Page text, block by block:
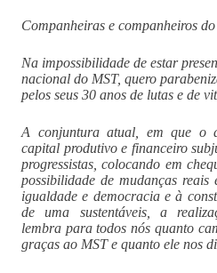
Companheiras e companheiros do
Na impossibilidade de estar
nacional do MST, quero
pelos seus 30 anos de lutas e de
A conjuntura atual, em que o
capital produtivo e financeiro
progressistas, colocando em
possibilidade de mudanças
igualdade e democracia e à
de uma sustentáveis, a
lembra para todos nós quanto
graças ao MST e quanto ele nos